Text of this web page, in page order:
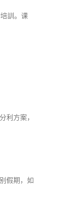
訓。课
利方案，
假期，如